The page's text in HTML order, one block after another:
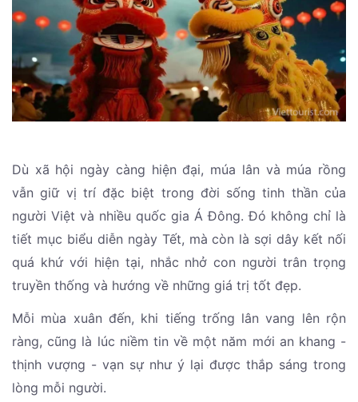
Dù xã hội ngày càng hiện đại, múa lân và múa rồng
vẫn giữ vị trí đặc biệt trong đời sống tinh thần của
người Việt và nhiều quốc gia Á Đông. Đó không chỉ là
tiết mục biểu diễn ngày Tết, mà còn là sợi dây kết nối
quá khứ với hiện tại, nhắc nhở con người trân trọng
truyền thống và hướng về những giá trị tốt đẹp.
Mỗi mùa xuân đến, khi tiếng trống lân vang lên rộn
ràng, cũng là lúc niềm tin về một năm mới an khang -
thịnh vượng - vạn sự như ý lại được thắp sáng trong
lòng mỗi người.